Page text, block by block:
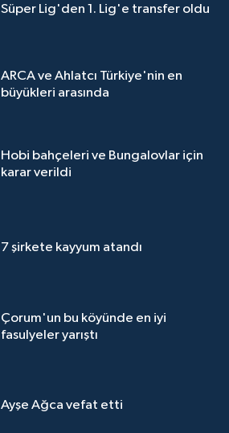
Süper Lig'den 1. Lig'e transfer oldu
ARCA ve Ahlatcı Türkiye'nin en
büyükleri arasında
Hobi bahçeleri ve Bungalovlar için
karar verildi
7 şirkete kayyum atandı
Çorum'un bu köyünde en iyi
fasulyeler yarıştı
Ayşe Ağca vefat etti